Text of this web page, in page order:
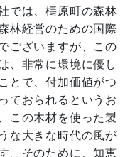
では、檮原町の森林
林経営のための国際
ございますが、この
、非常に環境に優し
とで、付加価値がつ
ておられるというお
この木材を使った製
な大きな時代の風が
。そのために、知恵